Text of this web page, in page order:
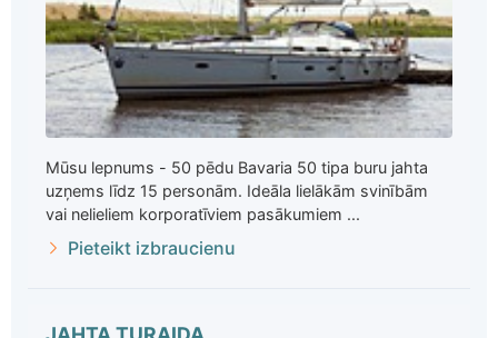
Mūsu lepnums - 50 pēdu Bavaria 50 tipa buru jahta
uzņems līdz 15 personām. Ideāla lielākām svinībām
vai nelieliem korporatīviem pasākumiem ...
Pieteikt izbraucienu